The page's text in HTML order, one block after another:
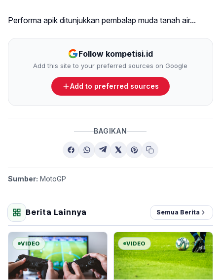
Performa apik ditunjukkan pembalap muda tanah air...
Follow kompetisi.id
Add this site to your preferred sources on Google
Add to preferred sources
BAGIKAN
Sumber: MotoGP
Berita Lainnya Semua Berita
VIDEO VIDEO